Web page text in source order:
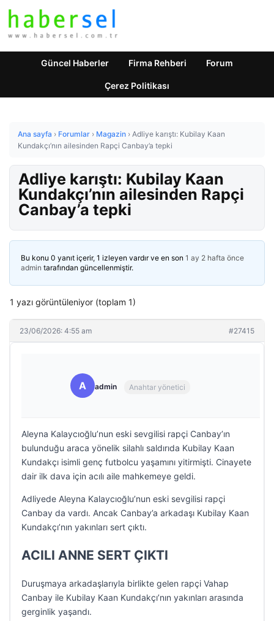
Güncel Haberler Firma Rehberi Forum
Çerez Politikası
Ana sayfa › Forumlar › Magazin › Adliye karıştı: Kubilay Kaan
Kundakçı’nın ailesinden Rapçi Canbay’a tepki
Adliye karıştı: Kubilay Kaan
Kundakçı’nın ailesinden Rapçi
Canbay’a tepki
Bu konu 0 yanıt içerir, 1 izleyen vardır ve en son 1 ay 2 hafta önce
admin tarafından güncellenmiştir.
1 yazı görüntüleniyor (toplam 1)
23/06/2026: 4:55 am #27415
A admin Anahtar yönetici
Aleyna Kalaycıoğlu’nun eski sevgilisi rapçi Canbay’ın
bulunduğu araca yönelik silahlı saldırıda Kubilay Kaan
Kundakçı isimli genç futbolcu yaşamını yitirmişti. Cinayete
dair ilk dava için acılı aile mahkemeye geldi.
Adliyede Aleyna Kalaycıoğlu’nun eski sevgilisi rapçi
Canbay da vardı. Ancak Canbay’a arkadaşı Kubilay Kaan
Kundakçı’nın yakınları sert çıktı.
ACILI ANNE SERT ÇIKTI
Duruşmaya arkadaşlarıyla birlikte gelen rapçi Vahap
Canbay ile Kubilay Kaan Kundakçı’nın yakınları arasında
gerginlik yaşandı.